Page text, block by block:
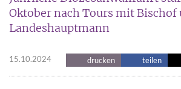
Oktober nach Tours mit Bischof
Landeshauptmann
15.10.2024 drucken teilen